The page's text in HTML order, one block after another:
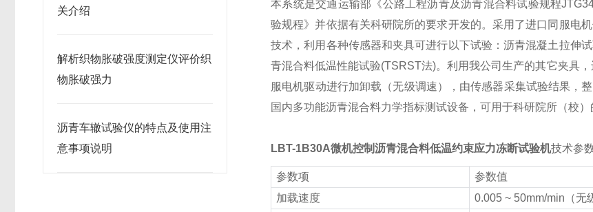
关介绍
解析织物胀破强度测定仪评价织
物胀破强力
沥青车辙试验仪的特点及使用注
意事项说明
本系统是交通运输部《公路工程沥青及沥青混合料试验规程
验规程》并依据有关科研院所的要求开发的。采用了进口同服电
技术，利用各种传感器和夹具可进行以下试验：沥青混凝土拉伸
青混合料低温性能试验(TSRST法)。利用我公司生产的其它夹具
服电机驱动进行加卸载（无级调速），由传感器采集试验结果，
国内多功能沥青混合料力学指标测试设备，可用于科研院所（校）
LBT-1B30A微机控制沥青混合料低温约束应力冻断试验机技术参
参数项
参数值
加载速度
0.005 ~ 50mm/min （无